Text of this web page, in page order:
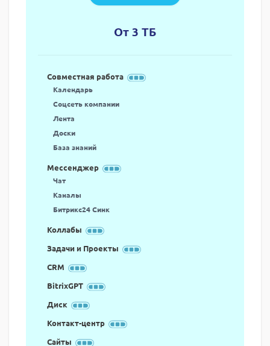
От 3 ТБ
Совместная работа
Календарь
Соцсеть компании
Лента
Доски
База знаний
Мессенджер
Чат
Каналы
Битрикс24 Синк
Коллабы
Задачи и Проекты
CRM
BitrixGPT
Диск
Контакт-центр
Сайты